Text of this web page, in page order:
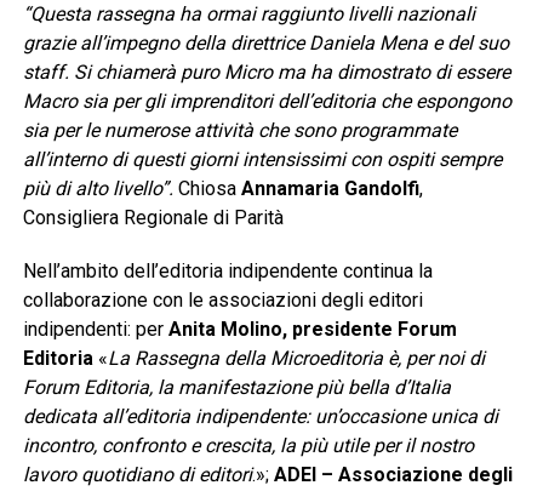
“Questa rassegna ha ormai raggiunto livelli nazionali
grazie all’impegno della direttrice Daniela Mena e del suo
staff. Si chiamerà puro Micro ma ha dimostrato di essere
Macro sia per gli imprenditori dell’editoria che espongono
sia per le numerose attività che sono programmate
all’interno di questi giorni intensissimi con ospiti sempre
più di alto livello”. Chiosa Annamaria Gandolfi,
Consigliera Regionale di Parità
Nell’ambito dell’editoria indipendente continua la
collaborazione con le associazioni degli editori
indipendenti: per Anita Molino, presidente Forum
Editoria «La Rassegna della Microeditoria è, per noi di
Forum Editoria, la manifestazione più bella d’Italia
dedicata all’editoria indipendente: un’occasione unica di
incontro, confronto e crescita, la più utile per il nostro
lavoro quotidiano di editori.»; ADEI – Associazione degli